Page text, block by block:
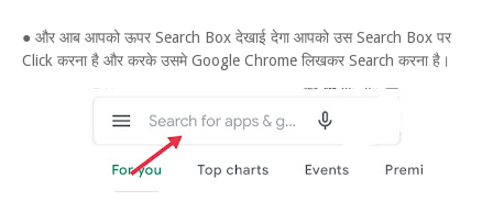
● और आब आपको ऊपर Search Box देखाई देगा आपको उस Search Box पर
Click करना है और करके उसमे Google Chrome लिखकर Search करना है।